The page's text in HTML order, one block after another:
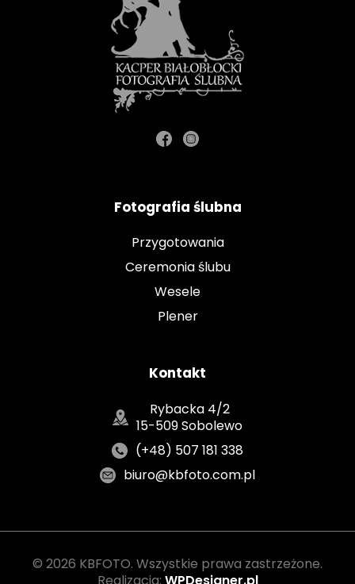
Fotografia ślubna
Przygotowania
Ceremonia ślubu
Wesele
Plener
Kontakt
Rybacka 4/2
15-509 Sobolewo
(+48) 507 181 338
biuro@kbfoto.com.pl
© 2026 KBFOTO. Wszystkie prawa zastrzeżone.
Realizacja: WPDesigner.pl